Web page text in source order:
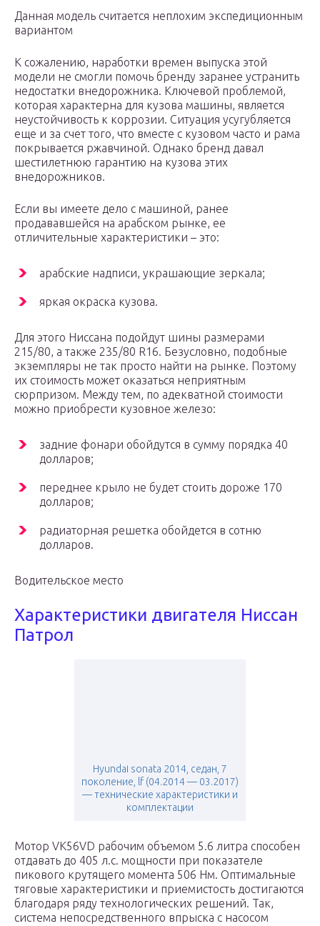
Данная модель считается неплохим экспедиционным
вариантом
К сожалению, наработки времен выпуска этой
модели не смогли помочь бренду заранее устранить
недостатки внедорожника. Ключевой проблемой,
которая характерна для кузова машины, является
неустойчивость к коррозии. Ситуация усугубляется
еще и за счет того, что вместе с кузовом часто и рама
покрывается ржавчиной. Однако бренд давал
шестилетнюю гарантию на кузова этих
внедорожников.
Если вы имеете дело с машиной, ранее
продававшейся на арабском рынке, ее
отличительные характеристики – это:
арабские надписи, украшающие зеркала;
яркая окраска кузова.
Для этого Ниссана подойдут шины размерами
215/80, а также 235/80 R16. Безусловно, подобные
экземпляры не так просто найти на рынке. Поэтому
их стоимость может оказаться неприятным
сюрпризом. Между тем, по адекватной стоимости
можно приобрести кузовное железо:
задние фонари обойдутся в сумму порядка 40
долларов;
переднее крыло не будет стоить дороже 170
долларов;
радиаторная решетка обойдется в сотню
долларов.
Водительское место
Характеристики двигателя Ниссан
Патрол
Hyundai sonata 2014, седан, 7
поколение, lf (04.2014 — 03.2017)
— технические характеристики и
комплектации
Мотор VK56VD рабочим объемом 5.6 литра способен
отдавать до 405 л.с. мощности при показателе
пикового крутящего момента 506 Нм. Оптимальные
тяговые характеристики и приемистость достигаются
благодаря ряду технологических решений. Так,
система непосредственного впрыска с насосом